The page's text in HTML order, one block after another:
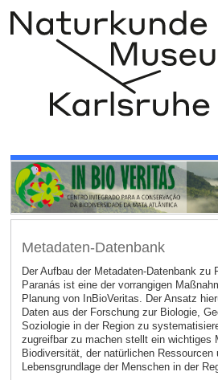
Metadaten-Datenbank
Der Aufbau der Metadaten-Datenbank zu
Paranás ist eine der vorrangigen
Planung von InBioVeritas. Der Ansatz
Daten aus der Forschung zur Biologie,
Soziologie in der Region zu
zugreifbar zu machen stellt ein wichtiges
Biodiversität, der natürlichen Ressourcen
Lebensgrundlage der Menschen in der